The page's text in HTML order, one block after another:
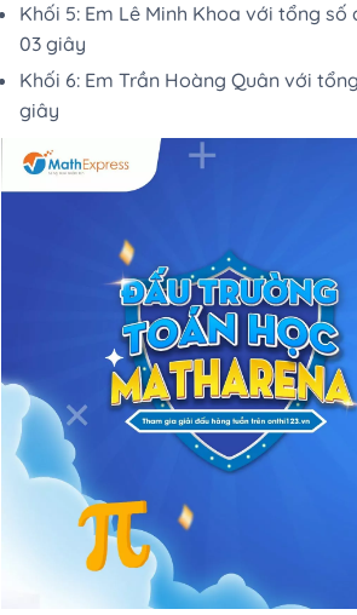
️Khối 5: Em Lê Minh Khoa với tổng
03 giây
️Khối 6: Em Trần Hoàng Quân với
giây